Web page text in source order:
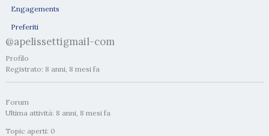
Engagements
Preferiti
@apelissettigmail-com
Profilo
Registrato: 8 anni, 8 mesi fa
Forum
Ultima attività: 8 anni, 8 mesi fa
Topic aperti: 0